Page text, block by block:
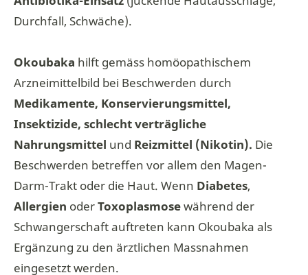
Durchfall, Schwäche).
Okoubaka hilft gemäss homöopathischem
Arzneimittelbild bei Beschwerden durch
Medikamente, Konservierungsmittel,
Insektizide, schlecht verträgliche
Nahrungsmittel und Reizmittel (Nikotin). Die
Beschwerden betreffen vor allem den Magen-
Darm-Trakt oder die Haut. Wenn Diabetes,
Allergien oderToxoplasmosewährend der
Schwangerschaft auftreten kann Okoubaka als
Ergänzung zu den ärztlichen Massnahmen
eingesetzt werden.